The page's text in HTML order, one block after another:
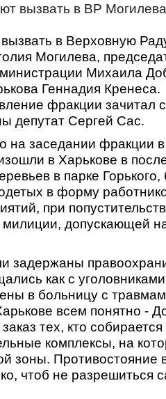
вызвать в ВР
в Верховную
Могилева,
Михаила
Геннадия Кренеса.
фракции зачитал с
депутат Сергей Сас.
на заседании фракции в
в Харькове в
в парке Горького,
в форму
при
милиции, допускающей
задержаны
как с
в больницу с
всем понятно -
тех, кто собирается
комплексы, на
зоны. Противостояние
чтоб не разрешиться